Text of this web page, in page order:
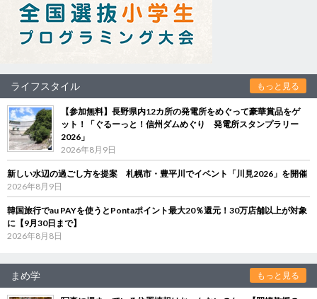
ライフスタイル もっと見る
【参加無料】長野県内12カ所の発電所をめぐって豪華賞品をゲ
ット！「ぐるーっと！信州ダムめぐり 発電所スタンプラリー
2026」
2026年8月9日
新しい水辺の過ごし方を提案 札幌市・豊平川でイベント「川見2026」を開催
2026年8月9日
韓国旅行でau PAYを使うとPontaポイント最大20％還元！30万店舗以上が対象
に【9月30日まで】
2026年8月8日
まめ学 もっと見る